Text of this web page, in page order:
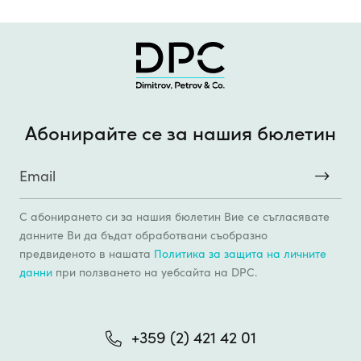
Абонирайте се за нашия бюлетин
С абонирането си за нашия бюлетин Вие се съгласявате
данните Ви да бъдат обработвани съобразно
предвиденото в нашата Политика за защита на личните
данни при ползването на уебсайтa на DPC.
 +359 (2) 421 42 01